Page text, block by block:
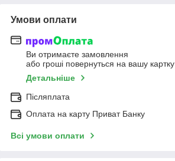
Умови оплати
Ви отримаєте замовлення
або гроші повернуться на вашу картку
Детальніше
Післяплата
Оплата на карту Приват Банку
Всі умови оплати